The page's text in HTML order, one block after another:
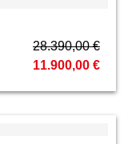
28.390,00 €
11.900,00 €